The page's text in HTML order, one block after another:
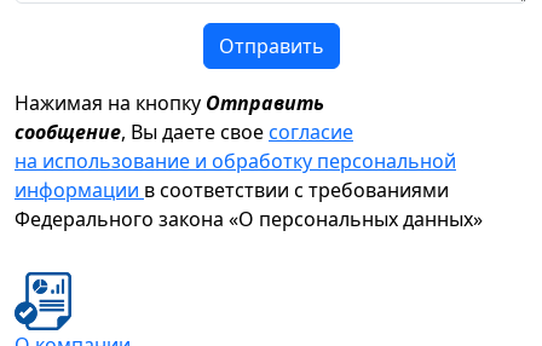
Отправить
Нажимая на кнопку Отправить
сообщение, Вы даете своесогласие
на использование и обработку персональной
информации в соответствии с требованиями
Федерального закона «О персональных данных»